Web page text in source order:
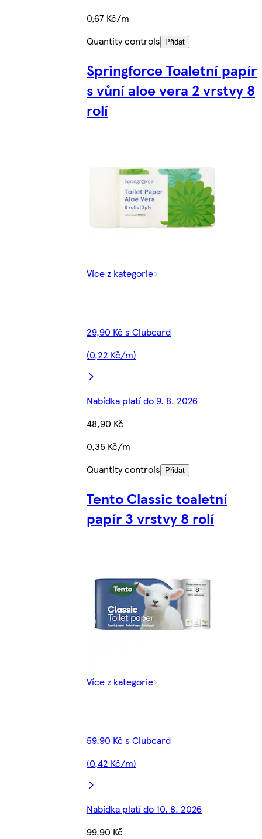
0,67 Kč/m
Quantity controls
Přidat
Springforce Toaletní papír
s vůní aloe vera 2 vrstvy 8
rolí
Více z kategorie
29,90 Kč s Clubcard
(0,22 Kč/m)
Nabídka platí do 9. 8. 2026
48,90 Kč
0,35 Kč/m
Quantity controls
Přidat
Tento Classic toaletní
papír 3 vrstvy 8 rolí
Více z kategorie
59,90 Kč s Clubcard
(0,42 Kč/m)
Nabídka platí do 10. 8. 2026
99,90 Kč